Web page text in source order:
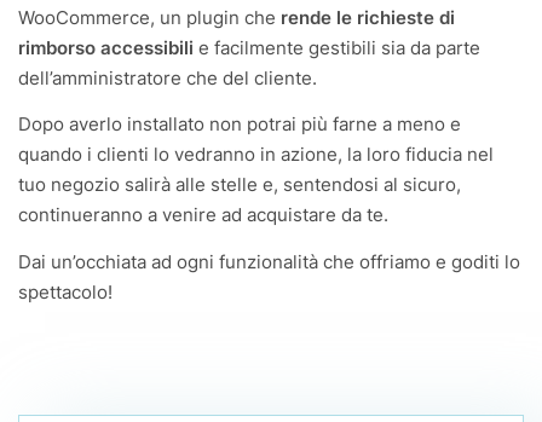
WooCommerce, un plugin che rende le richieste di
rimborso accessibili e facilmente gestibili sia da parte
dell’amministratore che del cliente.
Dopo averlo installato non potrai più farne a meno e
quando i clienti lo vedranno in azione, la loro fiducia nel
tuo negozio salirà alle stelle e, sentendosi al sicuro,
continueranno a venire ad acquistare da te.
Dai un’occhiata ad ogni funzionalità che offriamo e goditi lo
spettacolo!